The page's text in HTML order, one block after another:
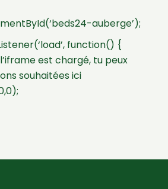
auberge’);
function() {
est chargé, tu peux
souhaitées ici